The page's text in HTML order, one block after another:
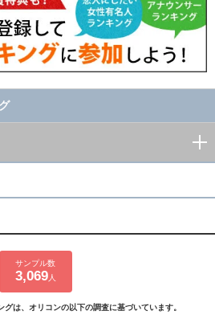
サンプル数
3,069人
は、オリコンの以下の調査に基づいています。